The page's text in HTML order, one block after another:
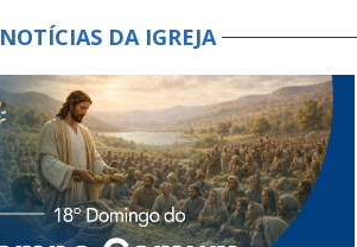
NOTÍCIAS DA IGREJA